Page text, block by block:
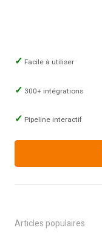
Facile à utiliser
300+ intégrations
Pipeline interactif
Articles populaires